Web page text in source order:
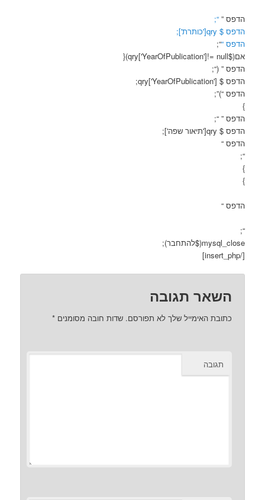
הדפס ”“;
הדפס $ qry['כותרת'];
הדפס ““;
אם($qry['YearOfPublication']!= null){
הדפס ” (“;
הדפס $ qry['YearOfPublication'];
הדפס “)”;
}
הדפס ” “;
הדפס $ qry['תיאור שפה'];
הדפס “
“;
}
}
הדפס “
“;
mysql_close($להתחבר);
[/insert_php]
השאר תגובה
כתובת האימייל שלך לא תפורסם. שדות חובה מסומנים*
תגובה